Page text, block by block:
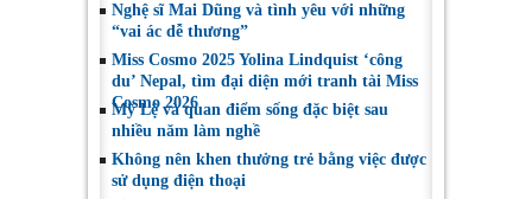
Nghệ sĩ Mai Dũng và tình yêu với những
“vai ác dễ thương”
Miss Cosmo 2025 Yolina Lindquist ‘công
du’ Nepal, tìm đại diện mới tranh tài Miss
Cosmo 2026
Mỹ Lệ và quan điểm sống đặc biệt sau
nhiều năm làm nghề
Không nên khen thưởng trẻ bằng việc được
sử dụng điện thoại